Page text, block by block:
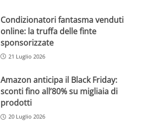
Condizionatori fantasma venduti
online: la truffa delle finte
sponsorizzate
21 Luglio 2026
Amazon anticipa il Black Friday:
sconti fino all’80% su migliaia di
prodotti
20 Luglio 2026